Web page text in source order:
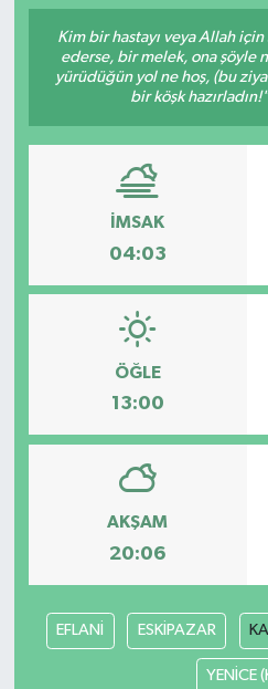
Kim bir hastayı veya Allah
ederse, bir melek, ona şöyle
yürüdüğün yol ne hoş, (bu
bir köşk
İMSAK
04:03
ÖĞLE
13:00
AKŞAM
20:06
EFLANİ ESKİPAZAR
YENİCE